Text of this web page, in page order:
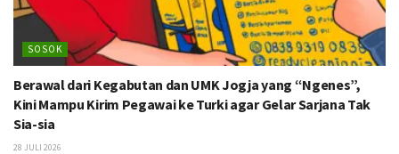
SOSOK
Berawal dari Kegabutan dan UMK Jogja yang “Ngenes”,
Kini Mampu Kirim Pegawai ke Turki agar Gelar Sarjana Tak
Sia-sia
28 JULI 2026